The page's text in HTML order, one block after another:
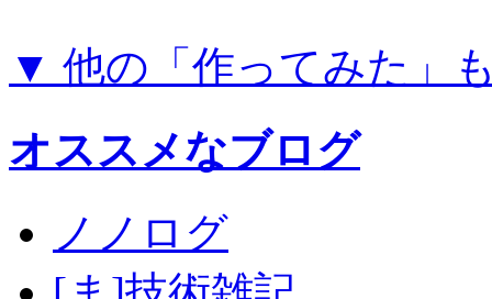
▼ 他の「作ってみた」
オススメなブログ
ノノログ